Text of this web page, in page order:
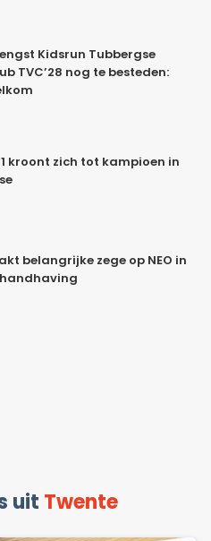
Kidsrun Tubbergse
TVC’28 nog te besteden:
kroont zich tot kampioen in
belangrijke zege op NEO in
uit Twente